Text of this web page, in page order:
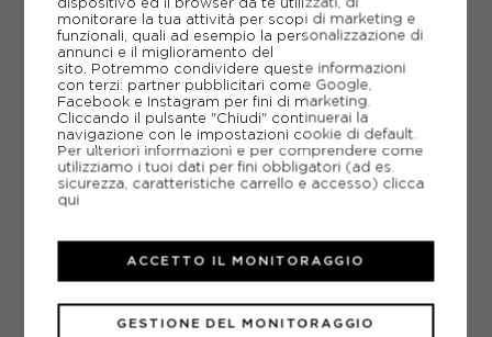
TU
monitorare la tua attività per scopi di marketing e
funzionali, quali ad esempio la personalizzazione di
annunci e il miglioramento del
sito. Potremmo condividere queste informazioni
con terzi: partner pubblicitari come Google,
Facebook e Instagram per fini di marketing.
Cliccando il pulsante "Chiudi" continuerai la
navigazione con le impostazioni cookie di default.
Per ulteriori informazioni e per comprendere come
utilizziamo i tuoi dati per fini obbligatori (ad es.
sicurezza, caratteristiche carrello e accesso) clicca
qui
GESTIONE DEL MONITORAGGIO
ACCETTO IL MONITORAGGIO